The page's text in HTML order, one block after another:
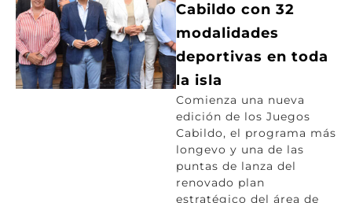
Cabildo con 32
modalidades
deportivas en toda
la isla
Comienza una nueva
edición de los Juegos
Cabildo, el programa más
longevo y una de las
puntas de lanza del
renovado plan
estratégico del área de